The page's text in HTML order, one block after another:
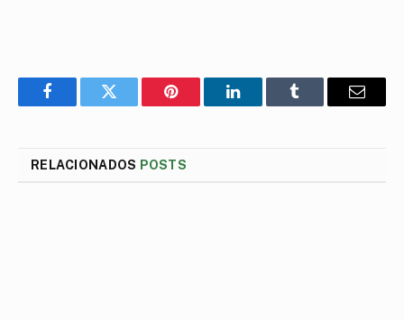
FacebookTwitter Pinterest LinkedInTumblr
E-
RELACIONADOS POSTS